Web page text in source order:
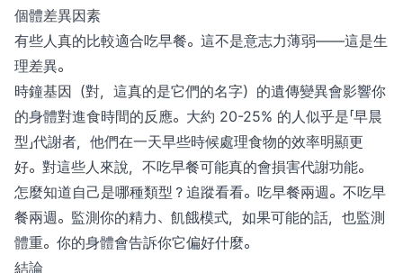
個體差異因素
有些人真的比較適合吃早餐。這不是意志力薄弱——這是生
理差異。
時鐘基因（對，這真的是它們的名字）的遺傳變異會影響你
的身體對進食時間的反應。大約 20-25% 的人似乎是「早晨
型」代謝者，他們在一天早些時候處理食物的效率明顯更
好。對這些人來說，不吃早餐可能真的會損害代謝功能。
怎麼知道自己是哪種類型？追蹤看看。吃早餐兩週。不吃早
餐兩週。監測你的精力、飢餓模式，如果可能的話，也監測
體重。你的身體會告訴你它偏好什麼。
結論